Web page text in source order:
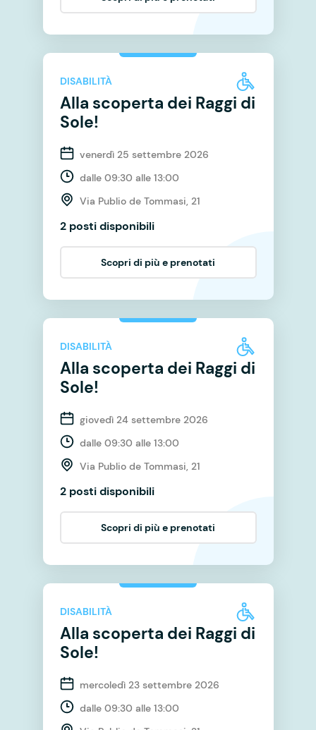
DISABILITÀ
Alla scoperta dei Raggi di
Sole!
venerdì 25 settembre 2026
dalle 09:30 alle 13:00
Via Publio de Tommasi, 21
2 posti disponibili
Scopri di più e prenotati
DISABILITÀ
Alla scoperta dei Raggi di
Sole!
giovedì 24 settembre 2026
dalle 09:30 alle 13:00
Via Publio de Tommasi, 21
2 posti disponibili
Scopri di più e prenotati
DISABILITÀ
Alla scoperta dei Raggi di
Sole!
mercoledì 23 settembre 2026
dalle 09:30 alle 13:00